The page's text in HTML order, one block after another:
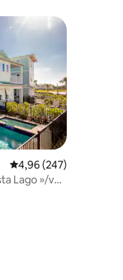
: 4,88 sur 5
Évaluation moyenne
4,96 (247)
Lago »/vue